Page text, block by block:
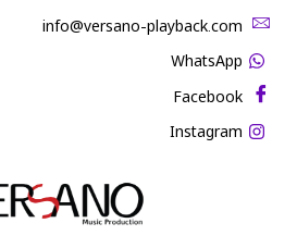
‫info@versano-playback.com‬
WhatsApp
Facebook
Instagram